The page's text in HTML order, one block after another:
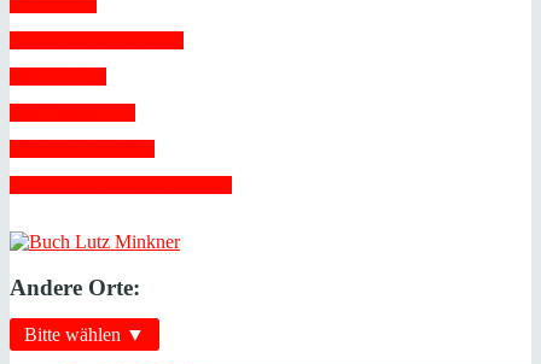
Andere Orte:
Bitte wählen ▼